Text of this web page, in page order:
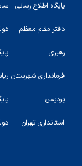
پایگاه اطلاع رسانی
دفتر مقام معظم
رهبری
فرمانداری شهرستان
پردیس
استانداری تهران